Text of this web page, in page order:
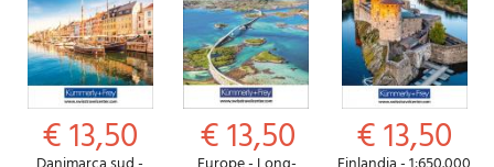
€ 13,50 € 13,50 € 13,50